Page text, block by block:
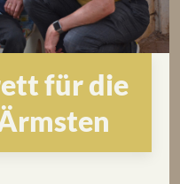
für die